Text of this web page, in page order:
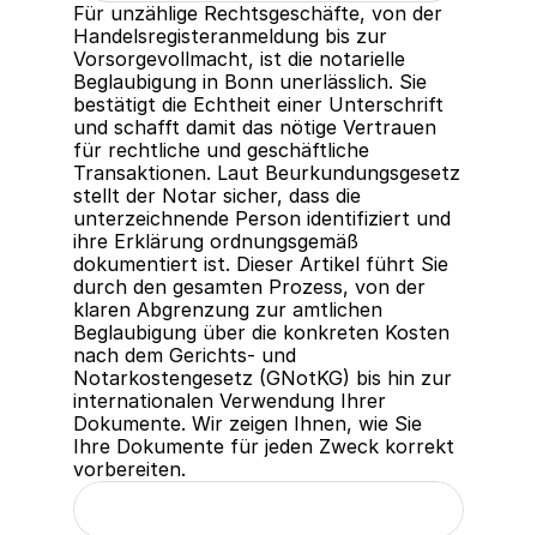
Für unzählige Rechtsgeschäfte, von der
Handelsregisteranmeldung bis zur
Vorsorgevollmacht, ist die notarielle
Beglaubigung in Bonn unerlässlich. Sie
bestätigt die Echtheit einer Unterschrift
und schafft damit das nötige Vertrauen
für rechtliche und geschäftliche
Transaktionen. Laut Beurkundungsgesetz
stellt der Notar sicher, dass die
unterzeichnende Person identifiziert und
ihre Erklärung ordnungsgemäß
dokumentiert ist. Dieser Artikel führt Sie
durch den gesamten Prozess, von der
klaren Abgrenzung zur amtlichen
Beglaubigung über die konkreten Kosten
nach dem Gerichts- und
Notarkostengesetz (GNotKG) bis hin zur
internationalen Verwendung Ihrer
Dokumente. Wir zeigen Ihnen, wie Sie
Ihre Dokumente für jeden Zweck korrekt
vorbereiten.